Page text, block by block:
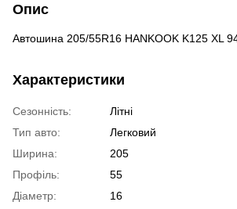
Опис
Автошина 205/55R16 HANKOOK K125 XL
Характеристики
Сезонність:
Літні
Тип авто:
Легковий
Ширина:
205
Профіль:
55
Діаметр:
16